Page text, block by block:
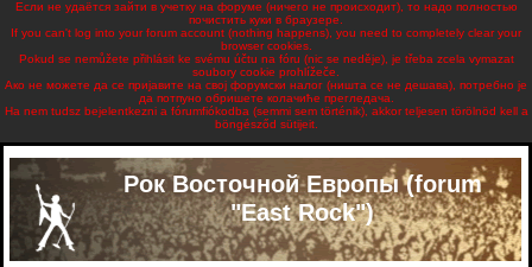
Если не удаётся зайти в учетку на форуме (ничего не происходит), то надо полностью
почистить куки в браузере.
If you can't log into your forum account (nothing happens), you need to completely clear your
browser cookies.
Pokud se nemůžete přihlásit ke svému účtu na fóru (nic se neděje), je třeba zcela vymazat
soubory cookie prohlížeče.
Ако не можете да се пријавите на свој форумски налог (ништа се не дешава), потребно је
да потпуно обришете колачиће прегледача.
Ha nem tudsz bejelentkezni a fórumfiókodba (semmi sem történik), akkor teljesen törölnöd kell a
böngésződ sütijeit.
Рок Восточной Европы (forum
"East Rock")